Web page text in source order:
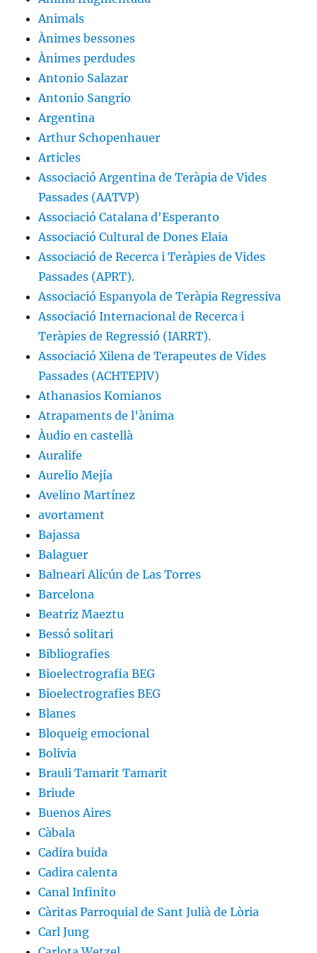
Animals
Ànimes bessones
Ànimes perdudes
Antonio Salazar
Antonio Sangrio
Argentina
Arthur Schopenhauer
Articles
Associació Argentina de Teràpia de Vides
Passades (AATVP)
Associació Catalana d'Esperanto
Associació Cultural de Dones Elaia
Associació de Recerca i Teràpies de Vides
Passades (APRT).
Associació Espanyola de Teràpia Regressiva
Associació Internacional de Recerca i
Teràpies de Regressió (IARRT).
Associació Xilena de Terapeutes de Vides
Passades (ACHTEPIV)
Athanasios Komianos
Atrapaments de l'ànima
Àudio en castellà
Auralife
Aurelio Mejía
Avelino Martínez
avortament
Bajassa
Balaguer
Balneari Alicún de Las Torres
Barcelona
Beatriz Maeztu
Bessó solitari
Bibliografies
Bioelectrografia BEG
Bioelectrografies BEG
Blanes
Bloqueig emocional
Bolivia
Brauli Tamarit Tamarit
Briude
Buenos Aires
Càbala
Cadira buida
Cadira calenta
Canal Infinito
Càritas Parroquial de Sant Julià de Lòria
Carl Jung